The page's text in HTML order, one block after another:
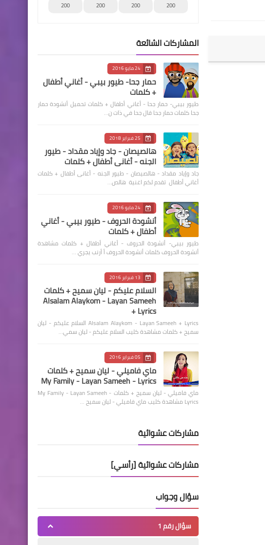
200
200
200
200
المشاركات الشائعة
24 مايو 2016
حمار جحا- طيور بيبي - أغاني أطفال
+ كلمات
طيور بيبي- حمار جحا - أغاني أطفال + كلمات تحميل أنشودة حمار
جحا كلمات حمار جحا قال جحا في ذات ن…
25 فبراير 2018
هالصيصان - جاد وإياد مقداد - طيور
الجنه - أغانى أطفال + كلمات
جاد وإياد مقداد - هالصيصان - طيور الجنه - أغانى أطفال + كلمات
أغاني أطفال تقدم لكم اغنية هالص…
24 مايو 2016
أنشودة الحروف - طيور بيبي - أغاني
أطفال + كلمات
طيور بيبي- أنشودة الحروف - أغاني أطفال + كلمات مشاهدة
أنشودة الحروف كلمات أنشودة الحروف أ أرنب يجري …
13 فبراير 2016
السلام عليكم - ليان سميح + كلمات
Alsalam Alaykom - Layan Sameeh
+ Lyrics
Alsalam Alaykom - Layan Sameeh + Lyrics السلام عليكم - ليان
سميح + كلمات مشاهدة كليب السلام عليكم - ليان سمي…
05 فبراير 2016
ماي فاميلي - ليان سميح + كلمات
My Family - Layan Sameeh - Lyrics
ماي فاميلي - ليان سميح + كلمات My Family - Layan Sameeh -
Lyrics مشاهدة كليب ماي فاميلي - ليان سميح …
مشاركات عشوائية
مشاركات عشوائية [رأسي]
سؤال وجواب
سؤال رقم 1